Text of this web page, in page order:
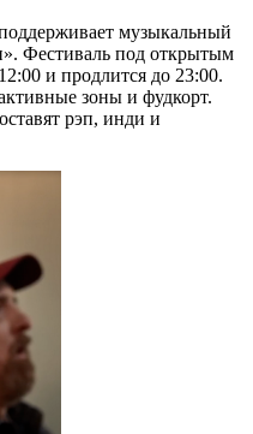
музыкальный
Фестиваль под открытым
и продлится до 23:00.
зоны и фудкорт.
рэп, инди и